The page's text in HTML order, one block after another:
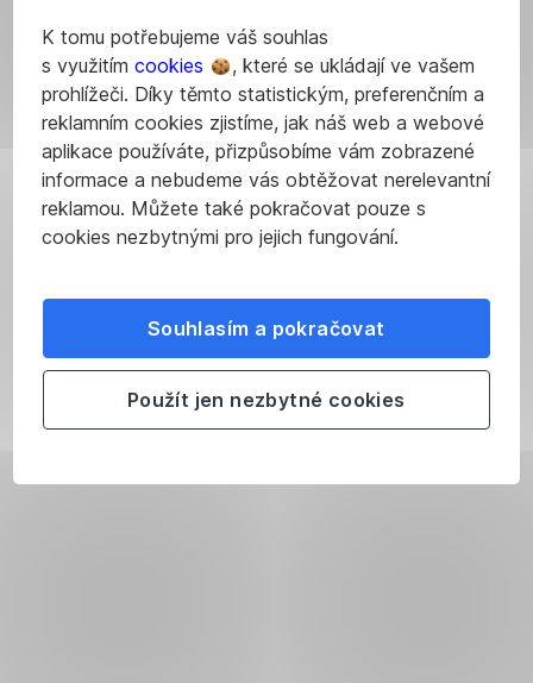
K tomu potřebujeme váš souhlas
s využitím cookies
, které se ukládají ve vašem
prohlížeči. Díky těmto statistickým, preferenčním a
reklamním cookies zjistíme, jak náš web a webové
aplikace používáte, přizpůsobíme vám zobrazené
informace a nebudeme vás obtěžovat nerelevantní
reklamou. Můžete také pokračovat pouze s
cookies nezbytnými pro jejich fungování.
Souhlasím a pokračovat
Použít jen nezbytné cookies